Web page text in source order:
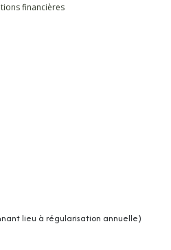
financières
lieu à régularisation annuelle)